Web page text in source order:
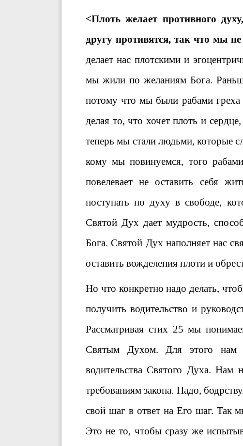
<Плоть желает противного
другу противятся, так что мы
делает нас плотскими и
мы жили по желаниям Бога.
потому что мы были рабами
делая то, что хочет плоть и
теперь мы стали людьми, которые
кому мы повинуемся, того
повелевает не оставить себя
поступать по духу в свободе,
Святой Дух дает мудрость,
Бога. Святой Дух наполняет нас
оставить вожделения плоти и
Но что конкретно надо делать,
получить водительство и
Рассматривая стих 25 мы
Святым Духом. Для этого нам
водительства Святого Духа. Нам
требованиям закона. Надо,
свой шаг в ответ на Его шаг. Так
Это не то, чтобы сразу же